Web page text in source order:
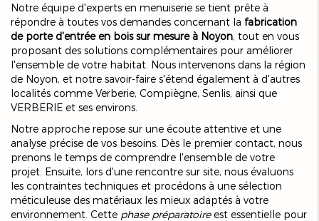
Notre équipe d'experts en menuiserie se tient prête à
répondre à toutes vos demandes concernant la fabrication
de porte d'entrée en bois sur mesure à Noyon, tout en vous
proposant des solutions complémentaires pour améliorer
l'ensemble de votre habitat. Nous intervenons dans la région
de Noyon, et notre savoir-faire s'étend également à d'autres
localités comme Verberie, Compiègne, Senlis, ainsi que
VERBERIE et ses environs.
Notre approche repose sur une écoute attentive et une
analyse précise de vos besoins. Dès le premier contact, nous
prenons le temps de comprendre l'ensemble de votre
projet. Ensuite, lors d'une rencontre sur site, nous évaluons
les contraintes techniques et procédons à une sélection
méticuleuse des matériaux les mieux adaptés à votre
environnement. Cette phase préparatoireest essentielle pour